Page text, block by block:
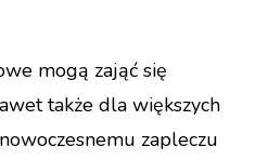
mogą zająć się
także dla większych
zapleczu